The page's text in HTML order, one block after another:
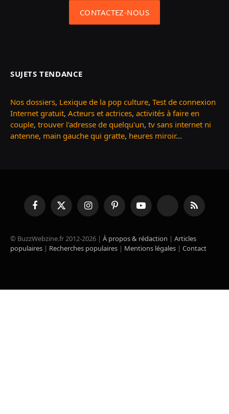
CONTACTEZ-NOUS
SUJETS TENDANCE
Nos dossiers, Lexique de la pop culture, Test de connexion
Internet gratuit, Acteurs et actrices, activités à faire en
couple, trouver l'adresse de quelqu'un, tv sans internet ni
antenne, main gauche qui gratte, heures miroir...
FacebookX
(Twitter)
InstagramPinterestYouTube TikTok RSS
© BuzzWebzine.fr 2012-2026 | À propos & rédaction | Articles
populaires | Recherches populaires | Mentions légales | Contact